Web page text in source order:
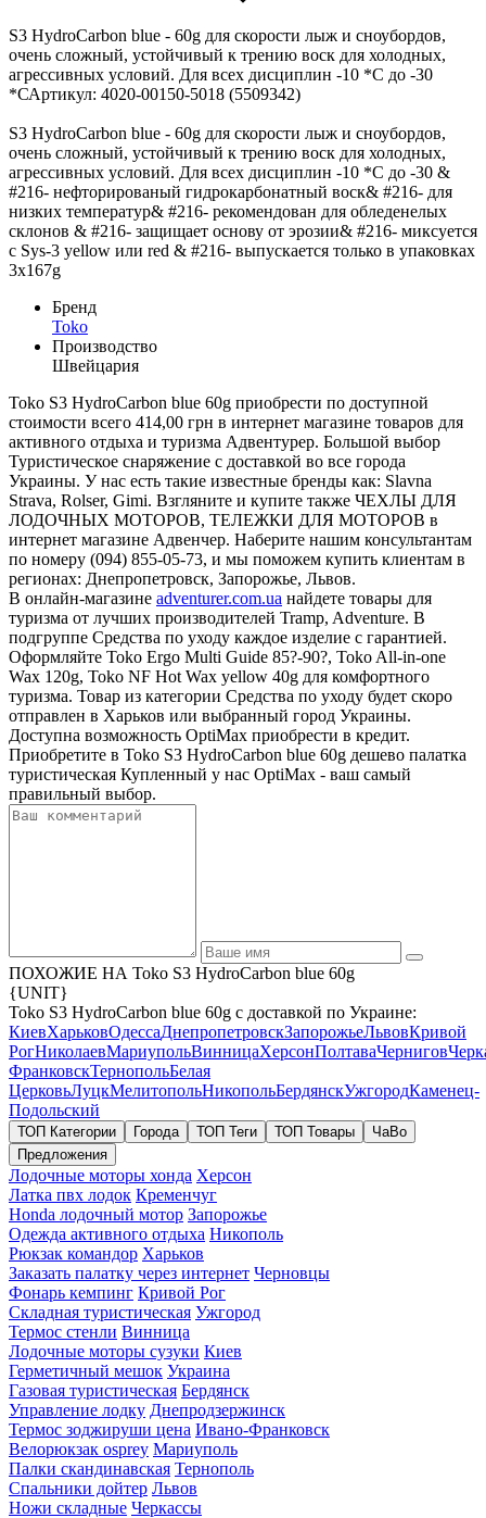
S3 HydroCarbon blue - 60g для скорости лыж и сноубордов,
очень сложный, устойчивый к трению воск для холодных,
агрессивных условий. Для всех дисциплин -10 *С до -30
*САртикул: 4020-00150-5018 (5509342)
S3 HydroCarbon blue - 60g для скорости лыж и сноубордов,
очень сложный, устойчивый к трению воск для холодных,
агрессивных условий. Для всех дисциплин -10 *С до -30 &
#216- нефторированый гидрокарбонатный воск& #216- для
низких температур& #216- рекомендован для обледенелых
склонов & #216- защищает основу от эрозии& #216- миксуется
с Sys-3 yellow или red & #216- выпускается только в упаковках
3x167g
Бренд
Toko
Производство
Швейцария
Toko S3 HydroCarbon blue 60g приобрести по доступной
стоимости всего 414,00 грн в интернет магазине товаров для
активного отдыха и туризма Адвентурер. Большой выбор
Туристическое снаряжение с доставкой во все города
Украины. У нас есть такие известные бренды как: Slavna
Strava, Rolser, Gimi. Взгляните и купите также ЧЕХЛЫ ДЛЯ
ЛОДОЧНЫХ МОТОРОВ, ТЕЛЕЖКИ ДЛЯ МОТОРОВ в
интернет магазине Адвенчер. Наберите нашим консультантам
по номеру (094) 855-05-73, и мы поможем купить клиентам в
регионах: Днепропетровск, Запорожье, Львов.
В онлайн-магазине adventurer.com.ua найдете товары для
туризма от лучших производителей Tramp, Adventure. В
подгруппе Средства по уходу каждое изделие с гарантией.
Оформляйте Toko Ergo Multi Guide 85?-90?, Toko All-in-one
Wax 120g, Toko NF Hot Wax yellow 40g для комфортного
туризма. Товар из категории Средства по уходу будет скоро
отправлен в Харьков или выбранный город Украины.
Доступна возможность OptiMax приобрести в кредит.
Приобретите в Toko S3 HydroCarbon blue 60g дешево палатка
туристическая Купленный у нас OptiMax - ваш самый
правильный выбор.
ПОХОЖИЕ НА Toko S3 HydroCarbon blue 60g
{UNIT}
Toko S3 HydroCarbon blue 60g с доставкой по Украине:
КиевХарьковОдессаДнепропетровскЗапорожьеЛьвовКривой
РогНиколаевМариупольВинницаХерсонПолтаваЧернигов
ФранковскТернопольБелая
ЦерковьЛуцкМелитопольНикопольБердянскУжгородКаменец-
Подольский
ТОП Категории Города ТОП Теги ТОП Товары
ЧаВо
Предложения
Лодочные моторы хонда Херсон
Латка пвх лодок Кременчуг
Honda лодочный мотор Запорожье
Одежда активного отдыха Никополь
Рюкзак командор Харьков
Заказать палатку через интернет Черновцы
Фонарь кемпинг Кривой Рог
Складная туристическая Ужгород
Термос стенли Винница
Лодочные моторы сузуки Киев
Герметичный мешок Украина
Газовая туристическая Бердянск
Управление лодку Днепродзержинск
Термос зоджируши цена Ивано-Франковск
Велорюкзак osprey Мариуполь
Палки скандинавская Тернополь
Спальники дойтер Львов
Ножи складные Черкассы